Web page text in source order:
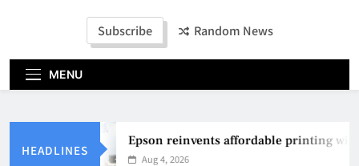
Subscribe Random News
MENU
HEADLINES
Epson reinvents affordable printing
Aug 4, 2026